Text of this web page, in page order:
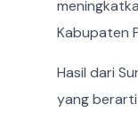
Kabupaten
Hasil dari
yang